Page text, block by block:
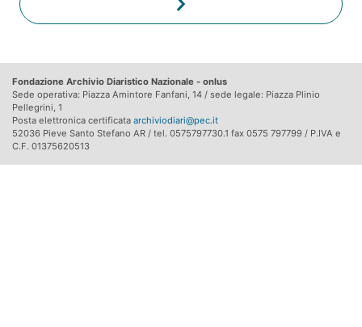
Fondazione Archivio Diaristico Nazionale - onlus
Sede operativa: Piazza Amintore Fanfani, 14 / sede legale: Piazza Plinio
Pellegrini, 1
Posta elettronica certificata archiviodiari@pec.it
52036 Pieve Santo Stefano AR / tel. 0575797730.1 fax 0575 797799 / P.IVA e
C.F. 01375620513